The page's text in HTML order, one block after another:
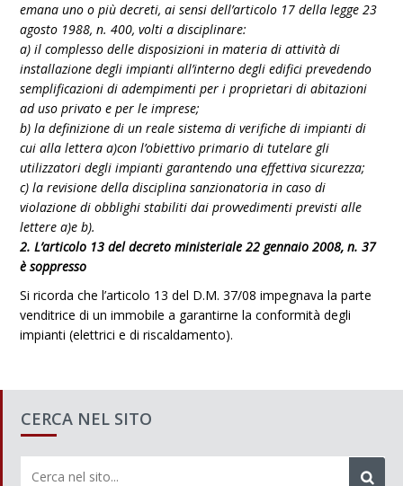
emana uno o più decreti, ai sensi dell’articolo 17 della legge 23
agosto 1988, n. 400, volti a disciplinare:
a) il complesso delle disposizioni in materia di attività di
installazione degli impianti all’interno degli edifici prevedendo
semplificazioni di adempimenti per i proprietari di abitazioni
ad uso privato e per le imprese;
b) la definizione di un reale sistema di verifiche di impianti di
cui alla lettera a)con l’obiettivo primario di tutelare gli
utilizzatori degli impianti garantendo una effettiva sicurezza;
c) la revisione della disciplina sanzionatoria in caso di
violazione di obblighi stabiliti dai provvedimenti previsti alle
lettere a)e b).
2. L’articolo 13 del decreto ministeriale 22 gennaio 2008, n. 37
è soppresso
Si ricorda che l’articolo 13 del D.M. 37/08 impegnava la parte
venditrice di un immobile a garantirne la conformità degli
impianti (elettrici e di riscaldamento).
CERCA NEL SITO